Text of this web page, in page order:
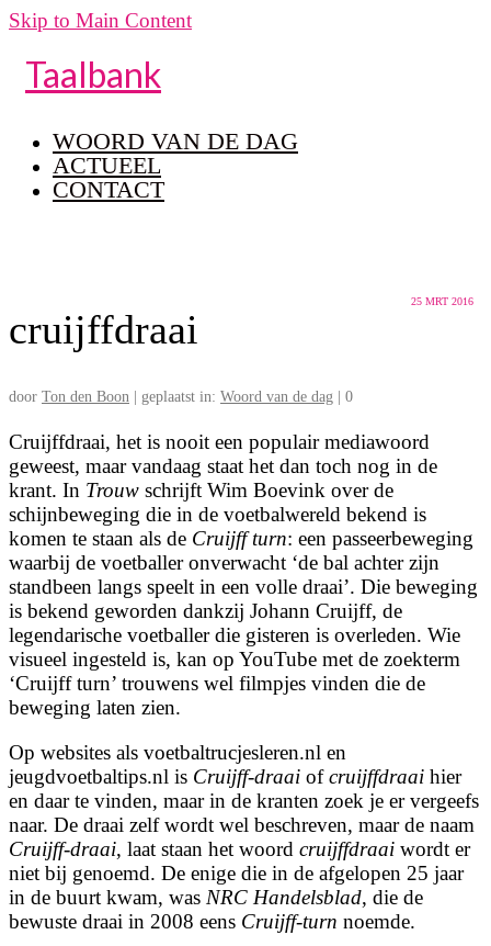
Skip to Main Content
Taalbank
WOORD VAN DE DAG
ACTUEEL
CONTACT
25 MRT 2016
cruijffdraai
door Ton den Boon geplaatst in: Woord van de dag 0
Cruijffdraai, het is nooit een populair mediawoord
geweest, maar vandaag staat het dan toch nog in de
krant. In Trouw schrijft Wim Boevink over de
schijnbeweging die in de voetbalwereld bekend is
komen te staan als de Cruijff turn: een passeerbeweging
waarbij de voetballer onverwacht ‘de bal achter zijn
standbeen langs speelt in een volle draai’. Die beweging
is bekend geworden dankzij Johann Cruijff, de
legendarische voetballer die gisteren is overleden. Wie
visueel ingesteld is, kan op YouTube met de zoekterm
‘Cruijff turn’ trouwens wel filmpjes vinden die de
beweging laten zien.
Op websites als voetbaltrucjesleren.nl en
jeugdvoetbaltips.nl is Cruijff-draai ofcruijffdraai hier
en daar te vinden, maar in de kranten zoek je er vergeefs
naar. De draai zelf wordt wel beschreven, maar de naam
Cruijff-draai, laat staan het woord cruijffdraai wordt er
niet bij genoemd. De enige die in de afgelopen 25 jaar
in de buurt kwam, was NRC Handelsblad, die de
bewuste draai in 2008 eens Cruijff-turn noemde.